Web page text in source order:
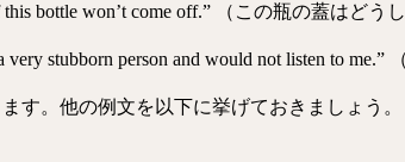
this bottle won’t come off.” （この瓶の蓋はど
very stubborn person and would not listen to
す。他の例文を以下に挙げておきましょう。